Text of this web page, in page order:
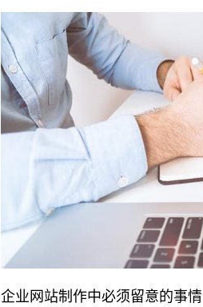
企业网站制作中必须留意的事情